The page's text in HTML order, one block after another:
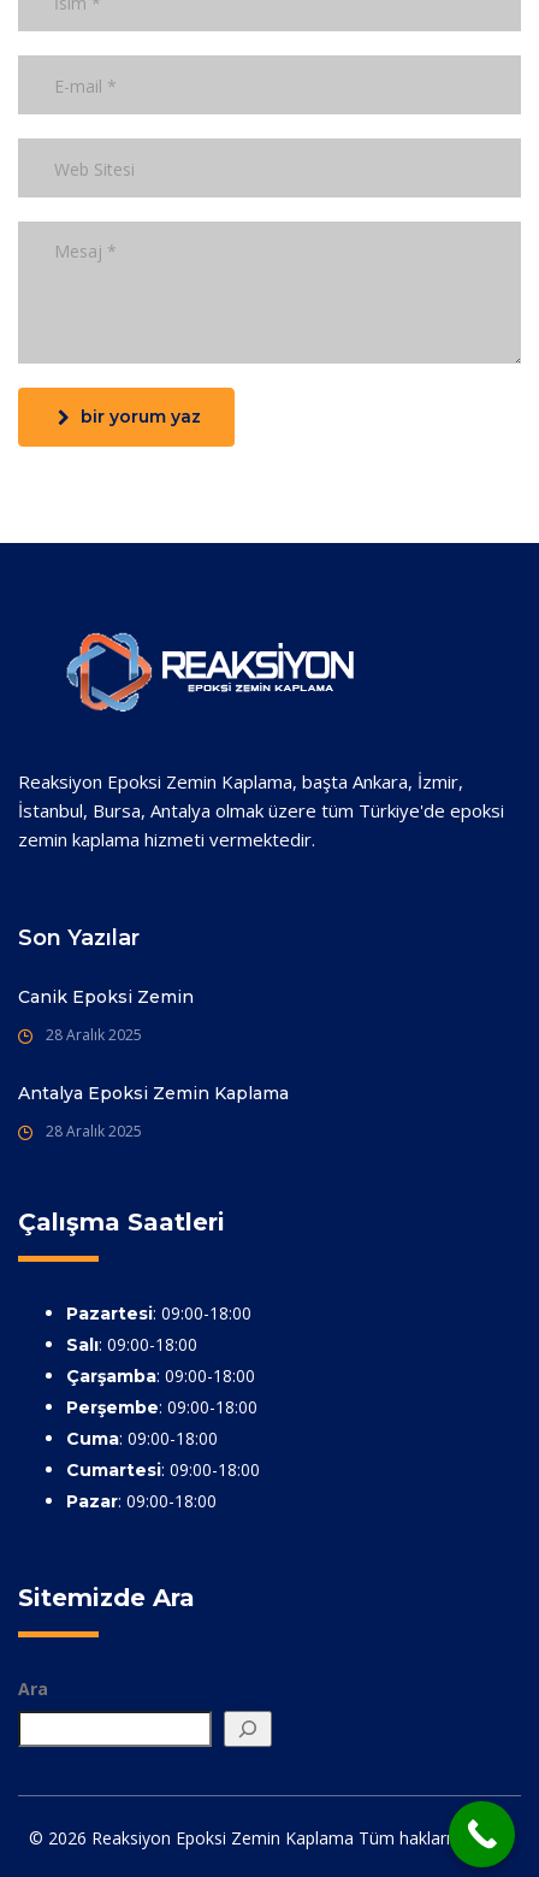
bir yorum yaz
Reaksiyon Epoksi Zemin Kaplama, başta Ankara, İzmir,
İstanbul, Bursa, Antalya olmak üzere tüm Türkiye'de epoksi
zemin kaplama hizmeti vermektedir.
Son Yazılar
Canik Epoksi Zemin
28 Aralık 2025
Antalya Epoksi Zemin Kaplama
28 Aralık 2025
Çalışma Saatleri
Pazartesi: 09:00-18:00
Salı: 09:00-18:00
Çarşamba: 09:00-18:00
Perşembe: 09:00-18:00
Cuma: 09:00-18:00
Cumartesi: 09:00-18:00
Pazar: 09:00-18:00
Sitemizde Ara
Ara
© 2026 Reaksiyon Epoksi Zemin Kaplama Tüm hakları saklıdır.